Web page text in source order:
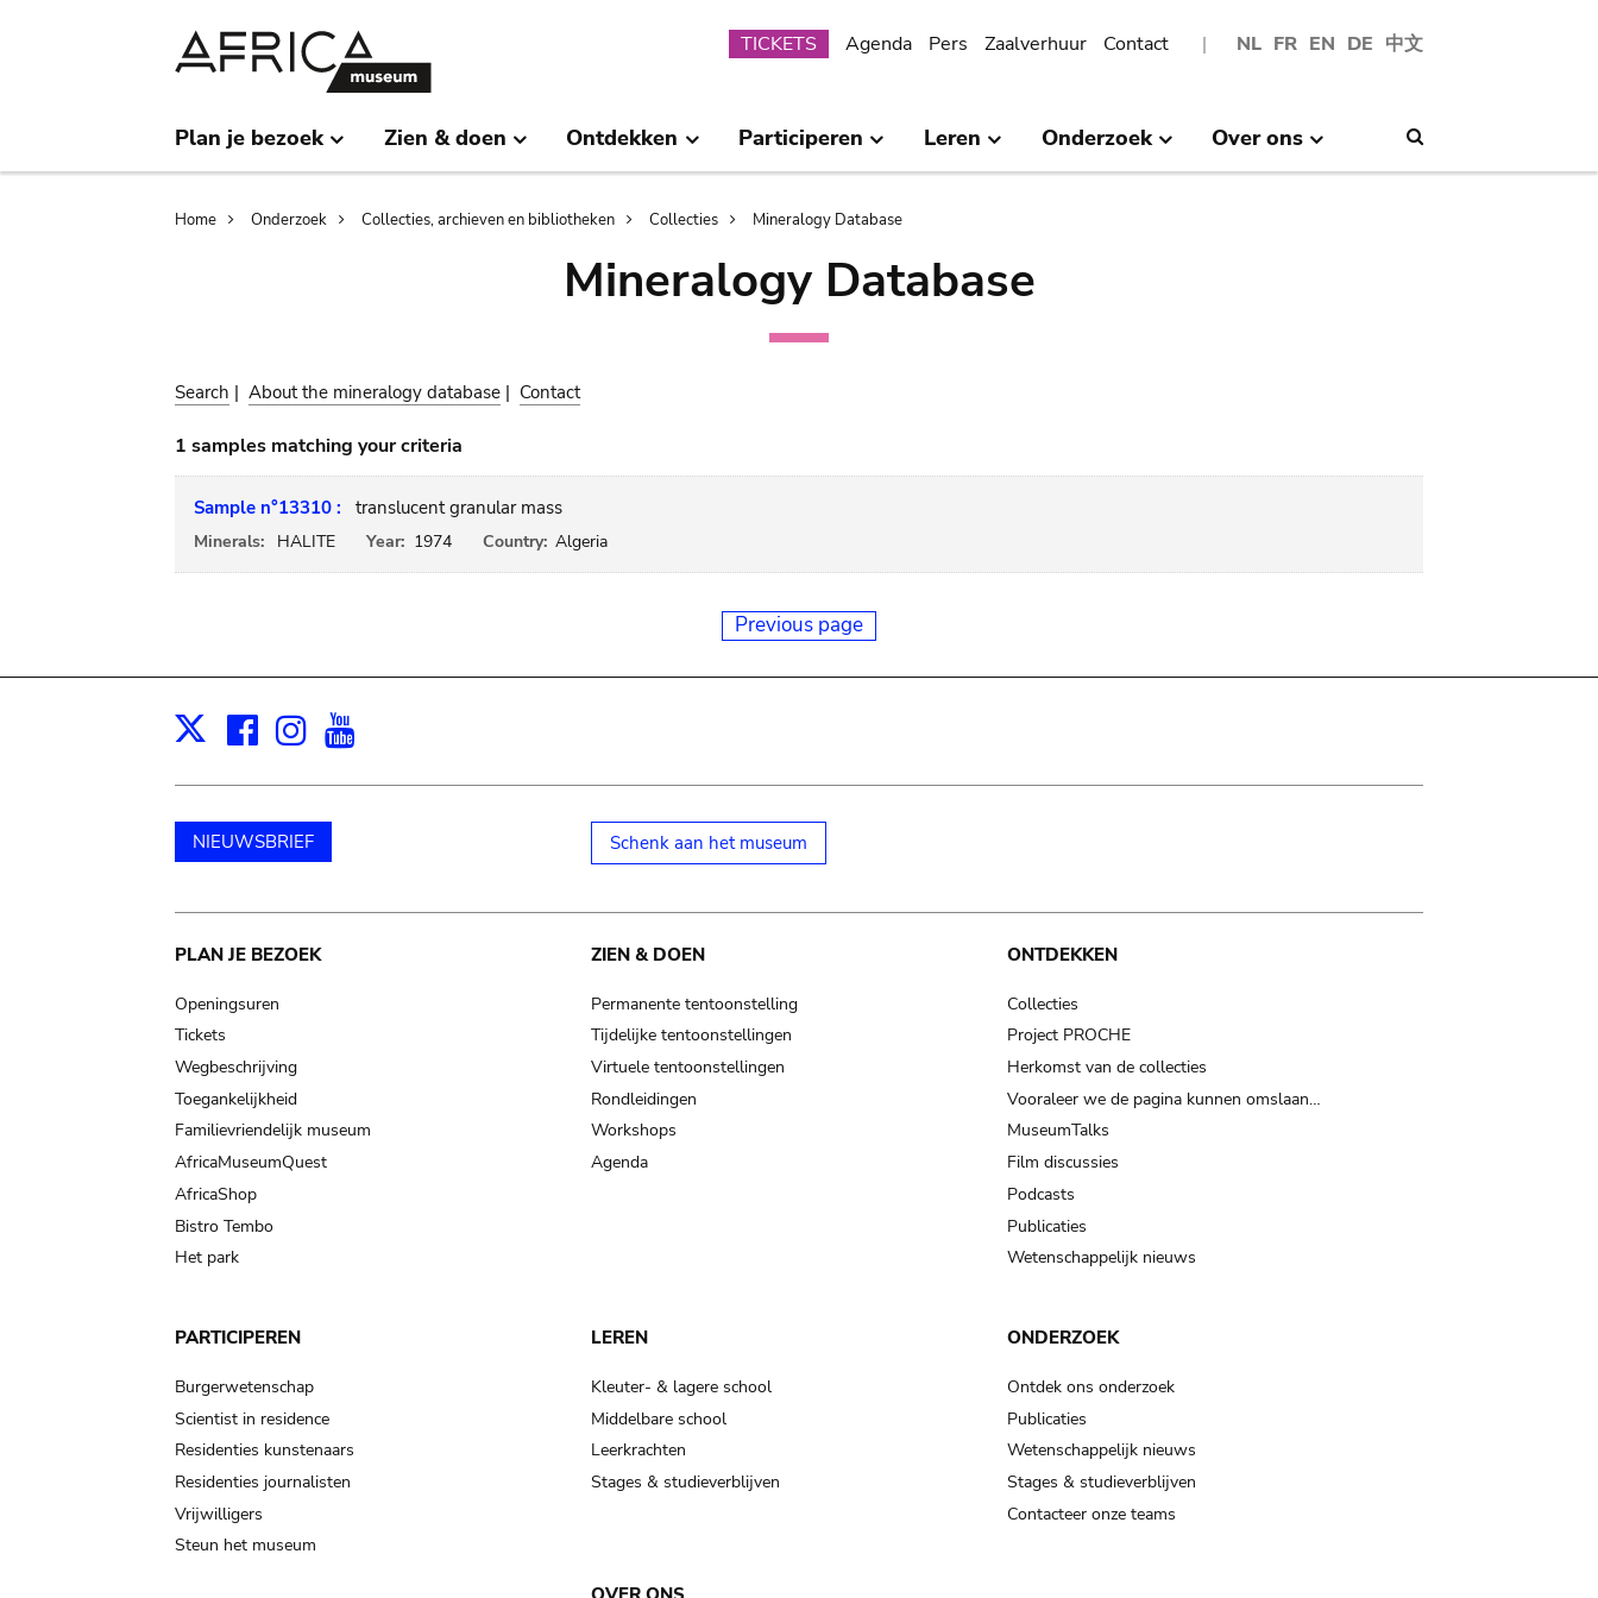
NL FR EN DE 中文
Submenu
TICKETS Agenda Pers Zaalverhuur Contact
Plan je bezoek Zien & doen Ontdekken Participeren Leren Onderzoek Over ons
Breadcrumb
Home Onderzoek Collecties, archieven en bibliotheken Collecties Mineralogy Database
Mineralogy Database
Search | About the mineralogy database | Contact
1 samples matching your criteria
Sample n°13310 : translucent granular mass
Minerals: HALITE Year: 1974 Country: Algeria
Previous page
X Facebook
Instagram
NIEUWSBRIEF Schenk aan het museum
Main
navigation
PLAN JE BEZOEK
Openingsuren
Tickets
Wegbeschrijving
Toegankelijkheid
Familievriendelijk museum
AfricaMuseumQuest
AfricaShop
Bistro Tembo
Het park
ZIEN & DOEN
Permanente tentoonstelling
Tijdelijke tentoonstellingen
Virtuele tentoonstellingen
Rondleidingen
Workshops
Agenda
ONTDEKKEN
Collecties
Project PROCHE
Herkomst van de collecties
Vooraleer we de pagina kunnen omslaan…
MuseumTalks
Film discussies
Podcasts
Publicaties
Wetenschappelijk nieuws
PARTICIPEREN
Burgerwetenschap
Scientist in residence
Residenties kunstenaars
Residenties journalisten
Vrijwilligers
Steun het museum
LEREN
Kleuter- & lagere school
Middelbare school
Leerkrachten
Stages & studieverblijven
ONDERZOEK
Ontdek ons onderzoek
Publicaties
Wetenschappelijk nieuws
Stages & studieverblijven
Contacteer onze teams